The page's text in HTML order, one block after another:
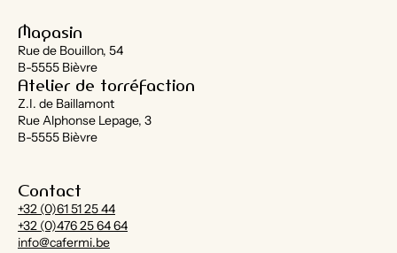
Magasin
Rue de Bouillon, 54
B-5555 Bièvre
Atelier de torréfaction
Z.I. de Baillamont
Rue Alphonse Lepage, 3
B-5555 Bièvre
Contact
+32 (0)61 51 25 44
+32 (0)476 25 64 64
info@cafermi.be